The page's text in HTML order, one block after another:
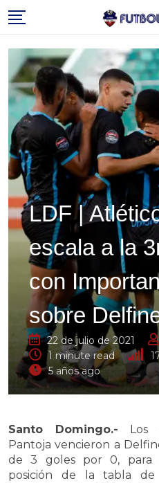
to
LDF |
escala a la
con
sobre
22 de julio de 2021
1 minute read
5 años ago
Santo Domingo.- Los
Pantoja vencieron a
de 3 goles por 0, para
posición de la tabla de